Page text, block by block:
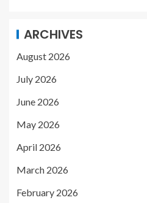
ARCHIVES
August 2026
July 2026
June 2026
May 2026
April 2026
March 2026
February 2026